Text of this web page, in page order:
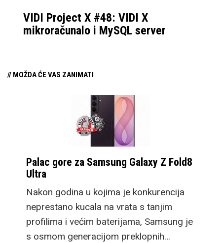
VIDI Project X #48: VIDI X
mikroračunalo i MySQL server
// MOŽDA ĆE VAS ZANIMATI
Palac gore za Samsung Galaxy Z Fold8
Ultra
Nakon godina u kojima je konkurencija
neprestano kucala na vrata s tanjim
profilima i većim baterijama, Samsung je
s osmom generacijom preklopnih…